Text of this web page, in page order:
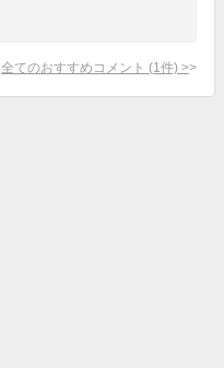
全てのおすすめコメント (1 件) >